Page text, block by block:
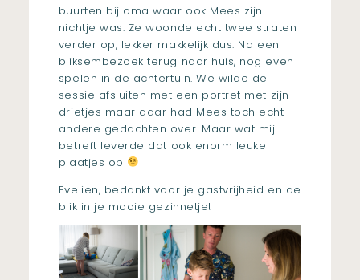
buurten bij oma waar ook Mees zijn
nichtje was. Ze woonde echt twee straten
verder op, lekker makkelijk dus. Na een
bliksembezoek terug naar huis, nog even
spelen in de achtertuin. We wilde de
sessie afsluiten met een portret met zijn
drietjes maar daar had Mees toch echt
andere gedachten over. Maar wat mij
betreft leverde dat ook enorm leuke
plaatjes op
Evelien, bedankt voor je gastvrijheid en de
blik in je mooie gezinnetje!